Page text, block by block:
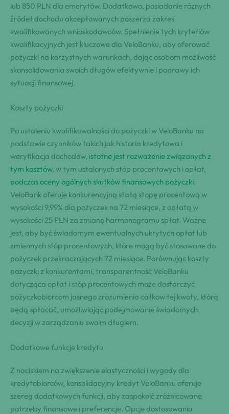
lub 850 PLN dla emerytów. Dodatkowo, posiadanie różnych
źródeł dochodu akceptowanych poszerza zakres
kwalifikowanych wnioskodawców. Spełnienie tych kryteriów
kwalifikacyjnych jest kluczowe dla VeloBanku, aby oferować
pożyczki na korzystnych warunkach, dając osobom możliwość
skonsolidowania swoich długów efektywnie i poprawy ich
sytuacji finansowej.
Koszty pożyczki
Po ustaleniu kwalifikowalności do pożyczki w VeloBanku na
podstawie czynników takich jak historia kredytowa i
weryfikacja dochodów, istotne jest rozważenie związanych z
tym kosztów, w tym ustalonych stóp procentowych i opłat,
podczas oceny ogólnych skutków finansowych pożyczki.
VeloBank oferuje konkurencyjną stałą stopę procentową w
wysokości 9,99% dla pożyczek na 72 miesiące, z opłatą w
wysokości 25 PLN za zmianę harmonogramu spłat. Ważne
jest, aby być świadomym ewentualnych ukrytych opłat lub
zmiennych stóp procentowych, które mogą być stosowane do
pożyczek przekraczających 72 miesiące. Porównując koszty
pożyczki z konkurentami, transparentność VeloBanku
dotycząca opłat i stóp procentowych może dostarczyć
pożyczkobiorcom jasnego zrozumienia całkowitej kwoty, którą
będą spłacać, umożliwiając podejmowanie świadomych
decyzji w zarządzaniu swoim długiem.
Dodatkowe funkcje kredytu
Z naciskiem na zwiększenie elastyczności i wygody dla
kredytobiorców, konsolidacyjny kredyt VeloBanku oferuje
szereg dodatkowych funkcji, aby zaspokoić zróżnicowane
potrzeby finansowe i preferencje. Opcje dostosowania